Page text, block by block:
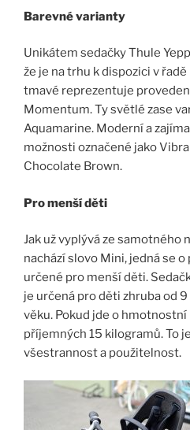
Barevné varianty
Unikátem sedačky Thule
že je na trhu k dispozici v
tmavé reprezentuje
Momentum. Ty světlé zase
Aquamarine. Moderní a
možnosti označené jako
Chocolate Brown.
Pro menší děti
Jak už vyplývá ze samotného
nachází slovo Mini, jedná se
určené pro menší děti.
je určená pro děti zhruba od
věku. Pokud jde o
příjemných 15 kilogramů. To
všestrannost a použitelnost.